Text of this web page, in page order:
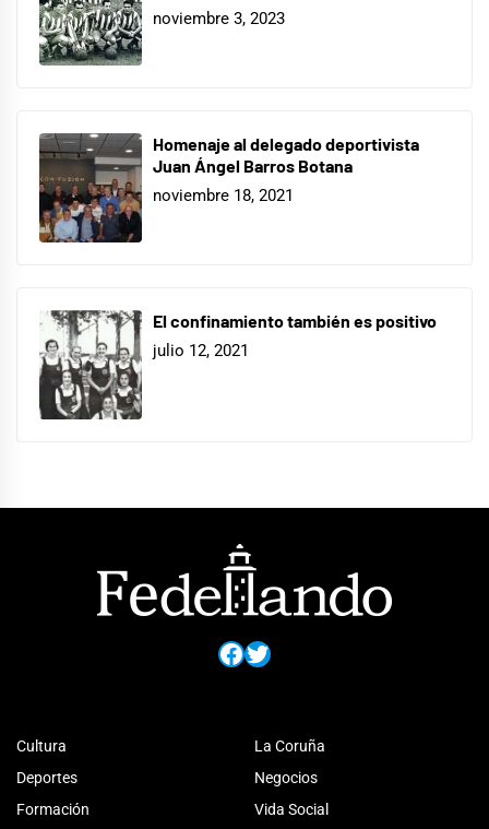
noviembre 3, 2023
Homenaje al delegado deportivista
Juan Ángel Barros Botana
noviembre 18, 2021
El confinamiento también es positivo
julio 12, 2021
Facebook
Twitter
Cultura
Deportes
Formación
La Coruña
Negocios
Vida Social